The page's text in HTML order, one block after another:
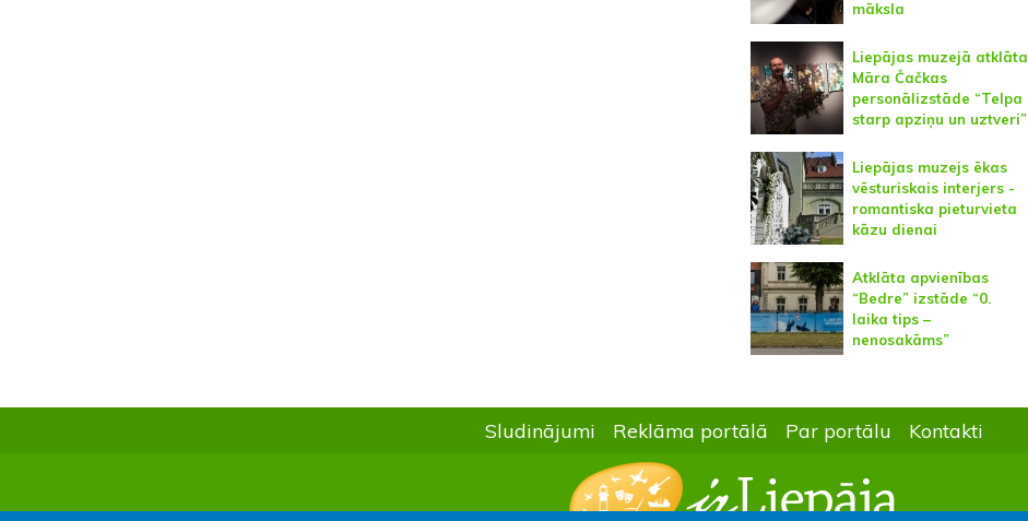
māksla
Liepājas muzejā atklāta
Māra Čačkas
personālizstāde “Telpa
starp apziņu un uztveri”
Liepājas muzejs ēkas
vēsturiskais interjers -
romantiska pieturvieta
kāzu dienai
Atklāta apvienības
“Bedre” izstāde “0.
laika tips –
nenosakāms”
Sludinājumi Reklāma portālā Par portālu Kontakti